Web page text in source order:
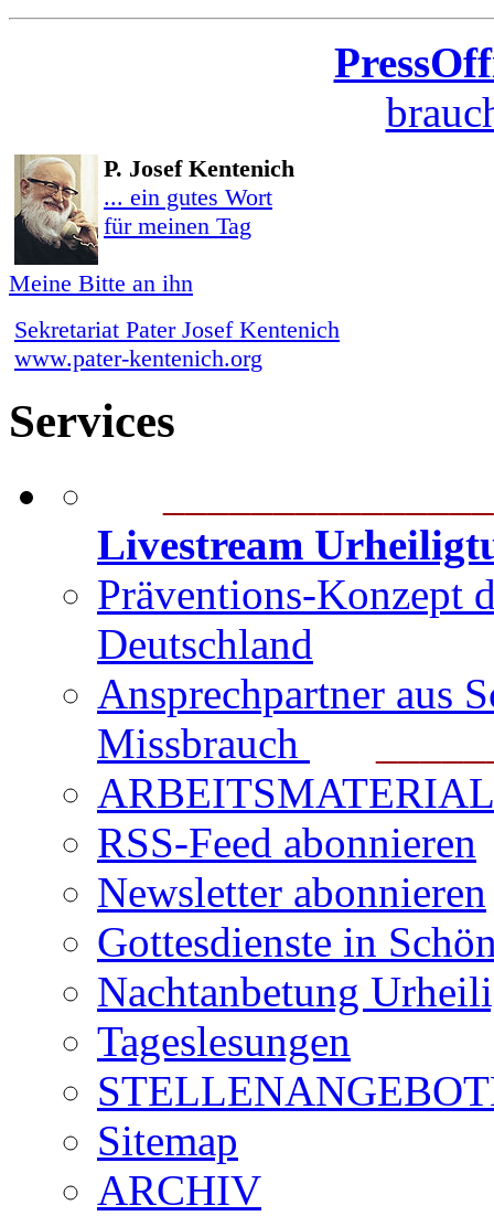
P. Josef Kentenich
... ein gutes Wort
für meinen Tag
Meine Bitte an ihn
Sekretariat Pater Josef Kentenich
www.pater-kentenich.org
Services
Livestream
Präventions-Konzept
Deutschland
Ansprechpartner aus
Missbrauch
ARBEITSMATERIAL
RSS-Feed abonnieren
Newsletter abonnieren
Gottesdienste in
Nachtanbetung
Tageslesungen
Sitemap
ARCHIV